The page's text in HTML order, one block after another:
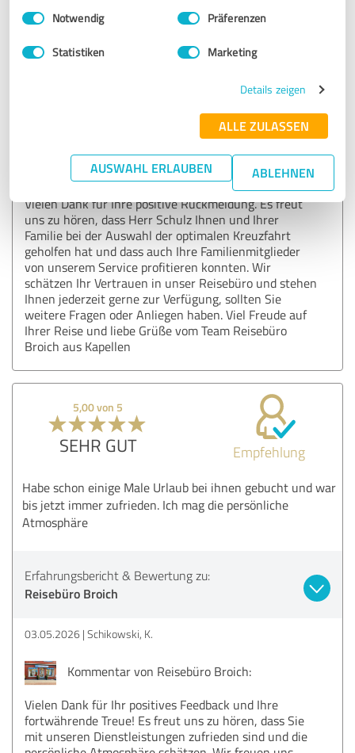
Impressum Datenschutzbestimmungen
Einwilligungsauswahl
Notwendig Präferenzen
Statistiken Marketing
Details zeigen
ALLE ZULASSEN
AUSWAHL ERLAUBEN ABLEHNEN
Buchung nicht zurechtkämen.
Kommentar von Reisebüro Broich:
Vielen Dank für Ihre positive Rückmeldung. Es freut
uns zu hören, dass Herr Schulz Ihnen und Ihrer
Familie bei der Auswahl der optimalen Kreuzfahrt
geholfen hat und dass auch Ihre Familienmitglieder
von unserem Service profitieren konnten. Wir
schätzen Ihr Vertrauen in unser Reisebüro und stehen
Ihnen jederzeit gerne zur Verfügung, sollten Sie
weitere Fragen oder Anliegen haben. Viel Freude auf
Ihrer Reise und liebe Grüße vom Team Reisebüro
Broich aus Kapellen
5,00 von 5
SEHR GUT Empfehlung
Habe schon einige Male Urlaub bei ihnen gebucht und war
bis jetzt immer zufrieden. Ich mag die persönliche
Atmosphäre
Erfahrungsbericht & Bewertung zu:
Reisebüro Broich
03.05.2026 Schikowski, K.
Kommentar von Reisebüro Broich:
Vielen Dank für Ihr positives Feedback und Ihre
fortwährende Treue! Es freut uns zu hören, dass Sie
mit unseren Dienstleistungen zufrieden sind und die